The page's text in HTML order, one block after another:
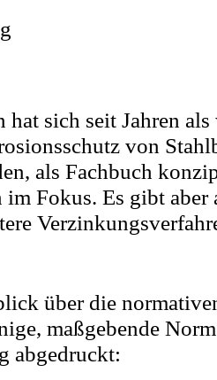
hat sich seit Jahren
von
als Fachbuch
Fokus. Es gibt aber
über die
maßgebende
abgedruckt: